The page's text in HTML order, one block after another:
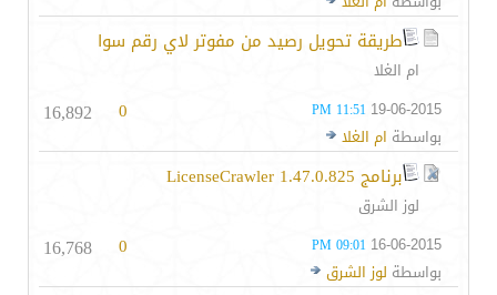
طريقة تحويل رصيد من مفوتر لاي رقم سوا
ام الغلا
19-06-2015
11:51 PM
بواسطة ام الغلا
0
16,892
برنامج LicenseCrawler 1.47.0.825
لوز الشرق
16-06-2015
09:01 PM
بواسطة لوز الشرق
0
16,768